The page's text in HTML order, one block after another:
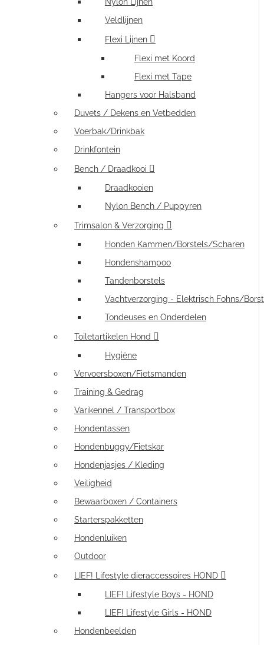
Veldlijnen
Flexi Lijnen
Flexi met Koord
Flexi met Tape
Hangers voor Halsband
Duvets / Dekens en Vetbedden
Voerbak/Drinkbak
Drinkfontein
Bench / Draadkooi
Draadkooien
Nylon Bench / Puppyren
Trimsalon & Verzorging
Honden Kammen/Borstels/Scharen
Hondenshampoo
Tandenborstels
Vachtverzorging - Elektrisch Fohns/
Tondeuses en Onderdelen
Toiletartikelen Hond
Hygiëne
Vervoersboxen/Fietsmanden
Training & Gedrag
Varikennel / Transportbox
Hondentassen
Hondenbuggy/Fietskar
Hondenjasjes / Kleding
Veiligheid
Bewaarboxen / Containers
Starterspakketten
Hondenluiken
Outdoor
LIEF! Lifestyle dieraccessoires HOND
LIEF! Lifestyle Boys - HOND
LIEF! Lifestyle Girls - HOND
Hondenbeelden